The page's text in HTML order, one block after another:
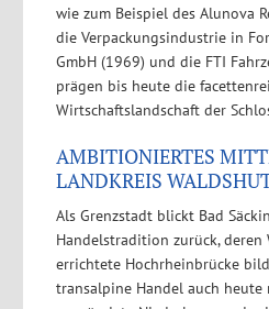
wie zum Beispiel des Alunova
die Verpackungsindustrie in
GmbH (1969) und die FTI
prägen bis heute die
Wirtschaftslandschaft der
AMBITIONIERTES
LANDKREIS
Als Grenzstadt blickt Bad
Handelstradition zurück, deren
errichtete Hochrheinbrücke
transalpine Handel auch